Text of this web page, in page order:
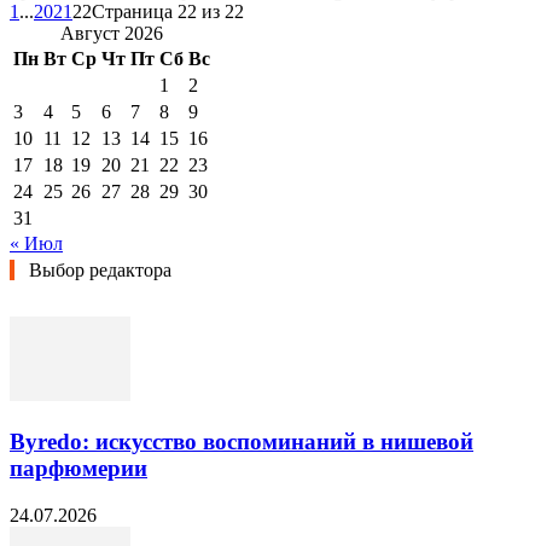
1 ...2021 22Страница 22 из 22
Август 2026
Пн Вт Ср Чт Пт Сб Вс
1
2
3
4 5 6 7 8
9
10 11 12 13 14 15 16
17 18 19 20 21 22 23
24 25 26 27 28 29 30
31
« Июл
Выбор редактора
Byredo: искусство воспоминаний в нишевой
парфюмерии
24.07.2026